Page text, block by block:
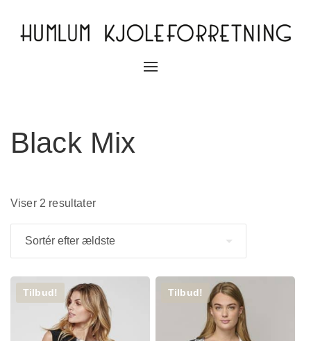
Slå
Black Mix
Viser 2 resultater
Tilbud! Tilbud!